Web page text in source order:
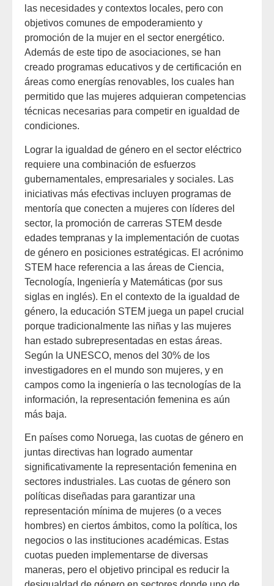
las necesidades y contextos locales, pero con
objetivos comunes de empoderamiento y
promoción de la mujer en el sector energético.
Además de este tipo de asociaciones, se han
creado programas educativos y de certificación en
áreas como energías renovables, los cuales han
permitido que las mujeres adquieran competencias
técnicas necesarias para competir en igualdad de
condiciones.
Lograr la igualdad de género en el sector eléctrico
requiere una combinación de esfuerzos
gubernamentales, empresariales y sociales. Las
iniciativas más efectivas incluyen programas de
mentoría que conecten a mujeres con líderes del
sector, la promoción de carreras STEM desde
edades tempranas y la implementación de cuotas
de género en posiciones estratégicas. El acrónimo
STEM hace referencia a las áreas de Ciencia,
Tecnología, Ingeniería y Matemáticas (por sus
siglas en inglés). En el contexto de la igualdad de
género, la educación STEM juega un papel crucial
porque tradicionalmente las niñas y las mujeres
han estado subrepresentadas en estas áreas.
Según la UNESCO, menos del 30% de los
investigadores en el mundo son mujeres, y en
campos como la ingeniería o las tecnologías de la
información, la representación femenina es aún
más baja.
En países como Noruega, las cuotas de género en
juntas directivas han logrado aumentar
significativamente la representación femenina en
sectores industriales. Las cuotas de género son
políticas diseñadas para garantizar una
representación mínima de mujeres (o a veces
hombres) en ciertos ámbitos, como la política, los
negocios o las instituciones académicas. Estas
cuotas pueden implementarse de diversas
maneras, pero el objetivo principal es reducir la